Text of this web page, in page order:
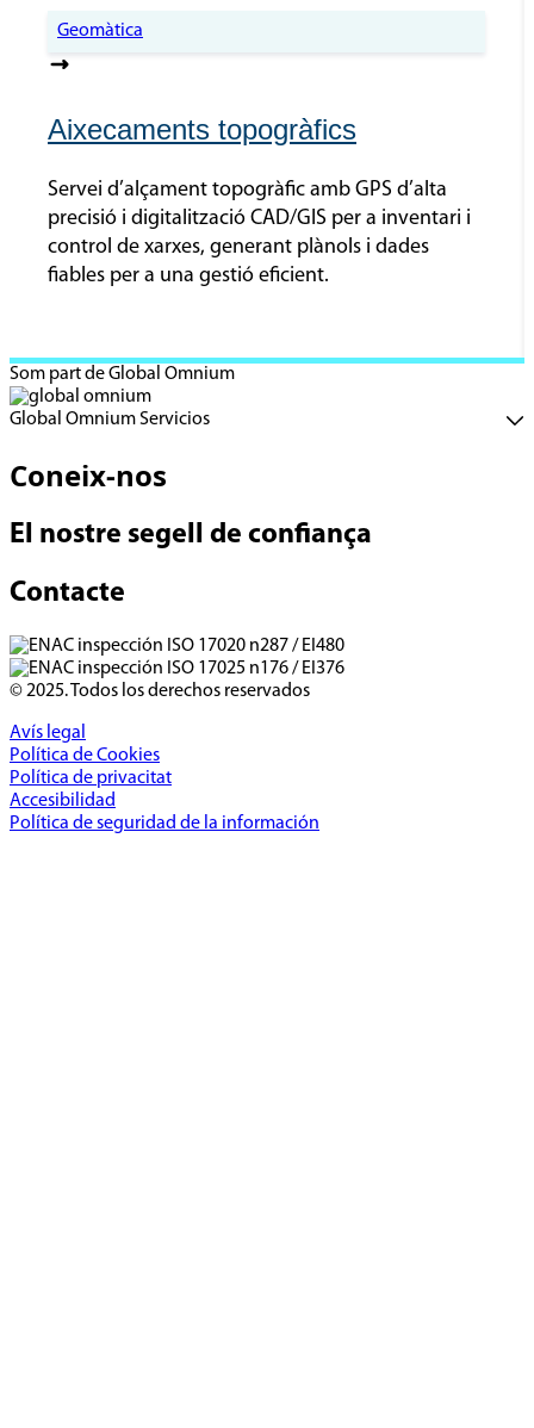
Geomàtica
Aixecaments topogràfics
Servei d’alçament topogràfic amb GPS d’alta
precisió i digitalització CAD/GIS per a inventari i
control de xarxes, generant plànols i dades
fiables per a una gestió eficient.
Som part de Global Omnium
Global Omnium Servicios
Coneix-nos
El nostre segell de confiança
Contacte
© 2025. Todos los derechos reservados
Avís legal
Política de Cookies
Política de privacitat
Accesibilidad
Política de seguridad de la información